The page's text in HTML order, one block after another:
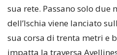
sua rete. Passano solo due
dell’Ischia viene lanciato
sua corsa di trenta metri e
impatta la traversa